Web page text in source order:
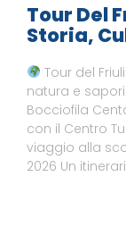
Tour Del
Storia,
Tour del
natura e
Bocciofila
con il Centro
viaggio alla
2026 Un